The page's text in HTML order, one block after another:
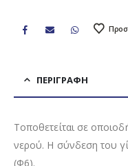
ΠΕΡΙΓΡΑΦΉ
Τοποθετείται σε
νερού. Η σύνδεση του
(Φ6).